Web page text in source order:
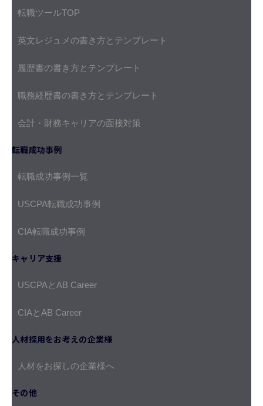
転職ツールTOP
英文レジュメの書き方とテンプレート
履歴書の書き方とテンプレート
職務経歴書の書き方とテンプレート
会計・財務キャリアの面接対策
転職成功事例
転職成功事例一覧
USCPA転職成功事例
CIA転職成功事例
キャリア支援
USCPAとAB Career
CIAとAB Career
人材採用をお考えの企業様
人材をお探しの企業様へ
その他